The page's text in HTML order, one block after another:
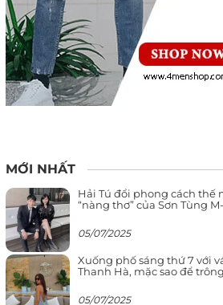
MỚI NHẤT
Hải Tú đổi phong cách thế
“nàng thơ” của Sơn Tùng
05/07/2025
Xuống phố sáng thứ 7 với
Thanh Hà, mặc sao để
05/07/2025